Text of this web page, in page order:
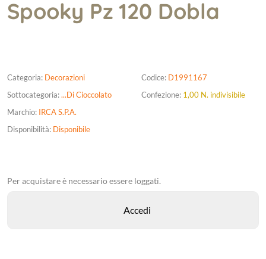
Spooky Pz 120 Dobla
Categoria: Decorazioni
Sottocategoria:...Di Cioccolato
Marchio: IRCA S.P.A.
Disponibilità: Disponibile
Codice: D1991167
Confezione: 1,00 N. indivisibile
Per acquistare è necessario essere loggati.